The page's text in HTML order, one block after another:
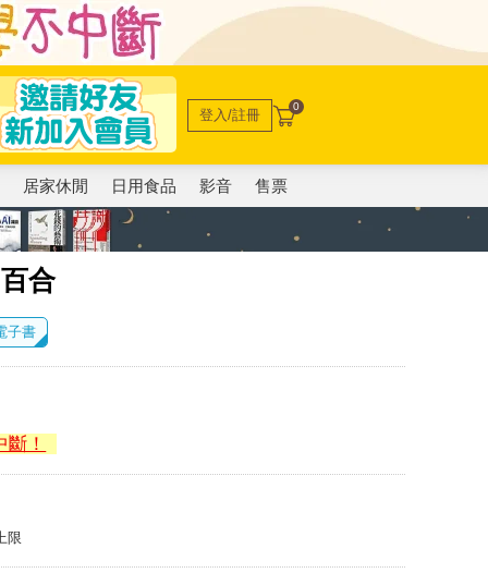
登入/註冊 0
居家休閒 日用食品 影音 售票
合
子書
！
限